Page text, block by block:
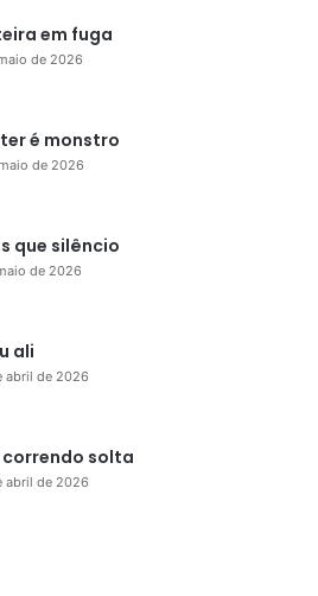
em fuga
de 2026
é monstro
de 2026
que silêncio
de 2026
ali
abril de 2026
correndo solta
abril de 2026